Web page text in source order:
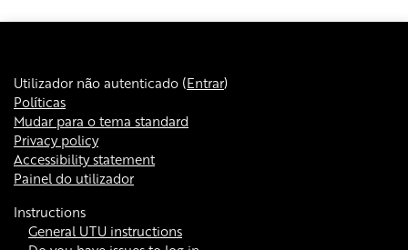
Utilizador não autenticado (Entrar)
Políticas
Mudar para o tema standard
Privacy policy
Accessibility statement
Painel do utilizador
Instructions
General UTU instructions